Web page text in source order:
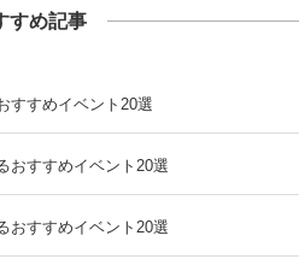
すめ記事
すすめイベント20選
おすすめイベント20選
おすすめイベント20選